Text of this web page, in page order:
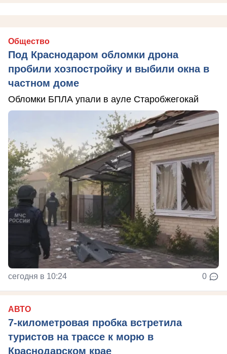
Общество
Под Краснодаром обломки дрона
пробили хозпостройку и выбили окна в
частном доме
Обломки БПЛА упали в ауле Старобжегокай
сегодня в 10:24 0
АВТО
7-километровая пробка встретила
туристов на трассе к морю в
Краснодарском крае